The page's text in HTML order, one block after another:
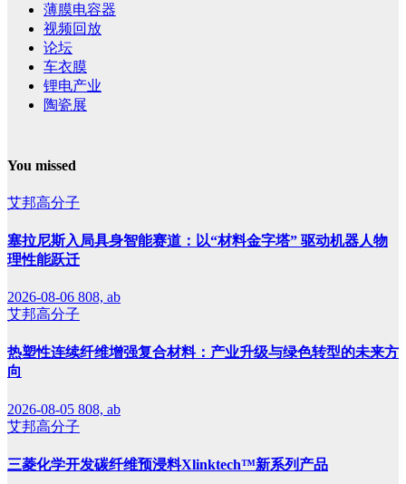
薄膜电容器
视频回放
论坛
车衣膜
锂电产业
陶瓷展
You missed
艾邦高分子
塞拉尼斯入局具身智能赛道：以“材料金字塔” 驱动机器人物
理性能跃迁
2026-08-06 808, ab
艾邦高分子
热塑性连续纤维增强复合材料：产业升级与绿色转型的未来方
向
2026-08-05 808, ab
艾邦高分子
三菱化学开发碳纤维预浸料Xlinktech™新系列产品